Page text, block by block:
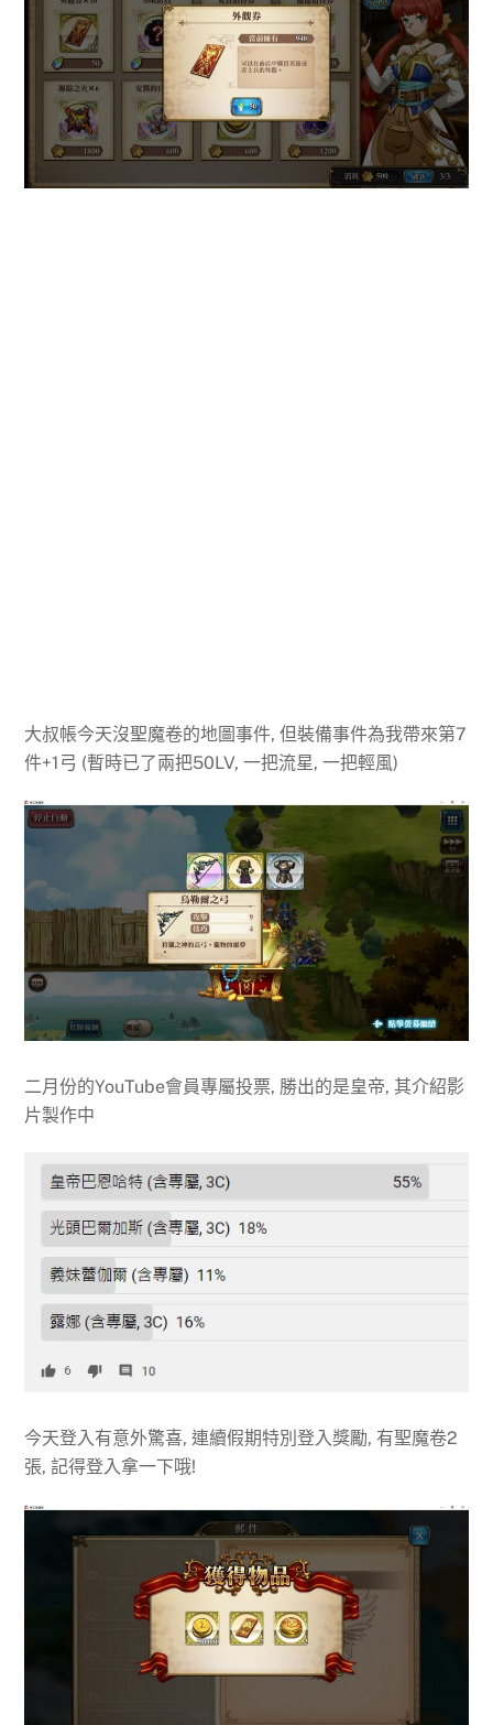
大叔帳今天沒聖魔卷的地圖事件, 但裝備事件為我帶來第7
件+1弓 (暫時已了兩把50LV, 一把流星, 一把輕風)
二月份的YouTube會員專屬投票, 勝出的是皇帝, 其介紹影
片製作中
今天登入有意外驚喜, 連續假期特別登入獎勵, 有聖魔卷2
張, 記得登入拿一下哦!